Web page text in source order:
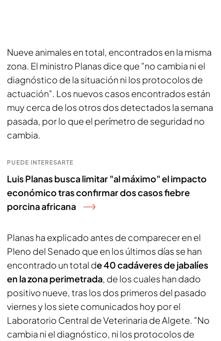
Nueve animales en total, encontrados en la misma
zona. El ministro Planas dice que "no cambia ni el
diagnóstico de la situación ni los protocolos de
actuación". Los nuevos casos encontrados están
muy cerca de los otros dos detectados la semana
pasada, por lo que el perímetro de seguridad no
cambia.
PUEDE INTERESARTE
Luis Planas busca limitar "al máximo" el impacto
económico tras confirmar dos casos fiebre
porcina africana
Planas ha explicado antes de comparecer en el
Pleno del Senado que en los últimos días se han
encontrado un total de 40 cadáveres de jabalíes
en la zona perimetrada, de los cuales han dado
positivo nueve, tras los dos primeros del pasado
viernes y los siete comunicados hoy por el
Laboratorio Central de Veterinaria de Algete. "No
cambia ni el diagnóstico, ni los protocolos de